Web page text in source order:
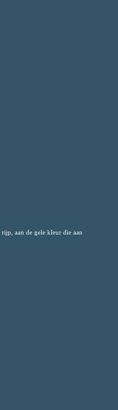
rijp, aan de gele kleur die aan